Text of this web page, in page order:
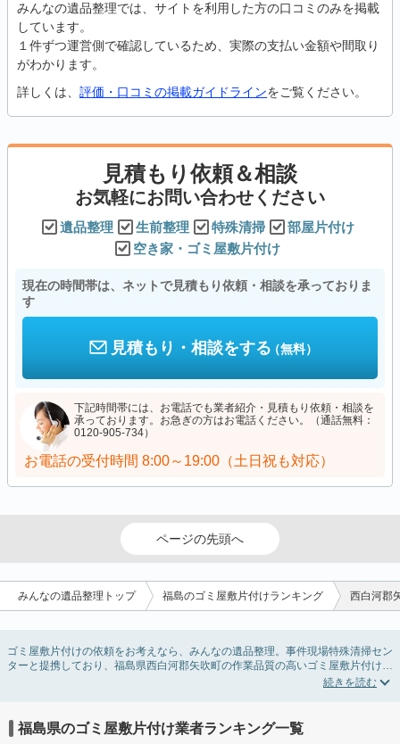
みんなの遺品整理では、サイトを利用した方の口コミのみを掲載
しています。
１件ずつ運営側で確認しているため、実際の支払い金額や間取り
がわかります。
詳しくは、 評価・口コミの掲載ガイドラインをご覧ください。
見積もり依頼＆相談
お気軽にお問い合わせください
遺品整理 生前整理 特殊清掃
部屋片付け
空き家・ゴミ屋敷片付け
現在の時間帯は、ネットで見積もり依頼・相談を承っておりま
す
見積もり・相談をする（無料）
下記時間帯には、お電話でも業者紹介・見積もり依頼・相談を
承っております。お急ぎの方はお電話ください。（通話無料：
0120-905-734）
お電話の受付時間 8:00～19:00（土日祝も対応）
ページの先頭へ
みんなの遺品整理トップ 福島のゴミ屋敷片付けランキング 西白河郡
ゴミ屋敷片付けの依頼をお考えなら、みんなの遺品整理。事件現場特殊清掃セン
ターと提携しており、福島県西白河郡矢吹町の作業品質の高いゴミ屋敷片付け業
者を掲載しています。汚部屋の片付けに伴う不用品の処分・回収・引き取りか
臭脱臭など絞り込み条件を利用し検索してみましょう。ゴミ屋敷になってしまう
方は高齢で体力的に掃除するのが難しい、認知症やセルフネグレクトになってし
福島県のゴミ屋敷片付け業者ランキング一覧